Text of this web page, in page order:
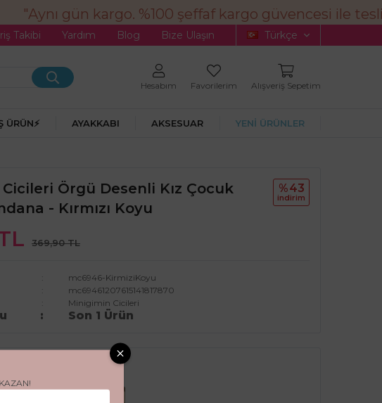
"Aynı gün kargo. %100 şeffaf kargo güvencesi ile
Takibi Yardım Blog Bize Ulaşın Türkçe
Hesabım Favorilerim Alışveriş Sepetim
ÜRÜN⚡ AYAKKABI AKSESUAR YENİ ÜRÜNLER
Örgü Desenli Kız Çocuk
- Kırmızı Koyu
369,90 TL
%43
i̇ndi̇ri̇m
mc6946-KirmiziKoyu
mc69461207615141817870
Minigimin Cicileri
Son 1 Ürün